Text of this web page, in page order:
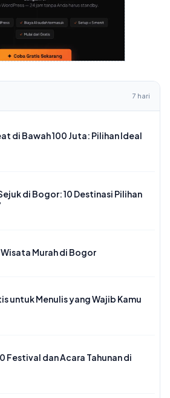
7 hari
di Bawah 100 Juta: Pilihan Ideal
di Bogor: 10 Destinasi Pilihan
Murah di Bogor
untuk Menulis yang Wajib Kamu
Festival dan Acara Tahunan di